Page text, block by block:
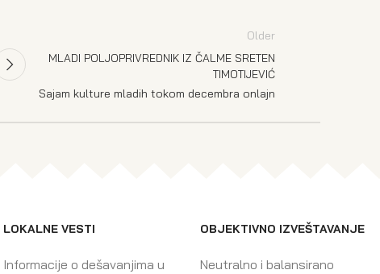
Older
MLADI POLJOPRIVREDNIK IZ ČALME SRETEN
TIMOTIJEVIĆ
Sajam kulture mladih tokom decembra onlajn
LOKALNE VESTI
Informacije o dešavanjima u
OBJEKTIVNO IZVEŠTAVANJE
Neutralno i balansirano